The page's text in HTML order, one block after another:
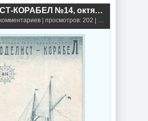
МОДЕЛИСТ-КОРАБЕЛ №14, октябрь-декабрь 2001
| просмотров: 202 | Книги, альбомы,